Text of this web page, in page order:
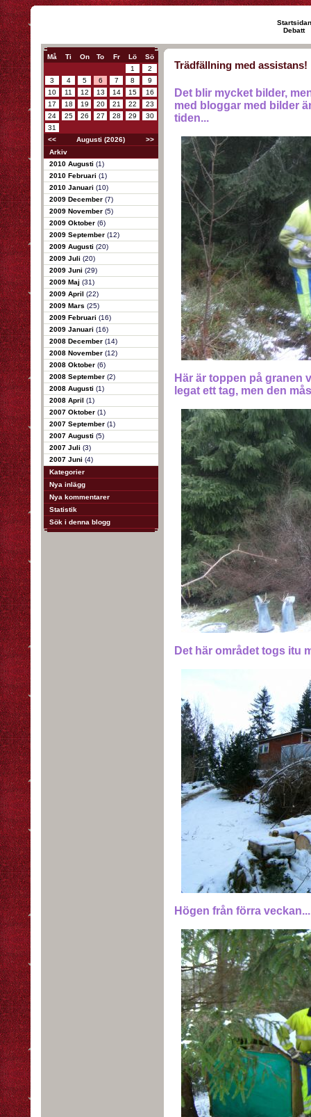
Startsidan
Debatt
Må Ti On To Fr Lö
Sö
1
2
3
4 5 6 7 8
9
10
11 12 13 14 15
16
17
18 19 20 21 22
23
24
25 26 27 28 29
30
31
<<
Augusti (2026)
>>
Arkiv
2010 Augusti (1)
2010 Februari (1)
2010 Januari (10)
2009 December (7)
2009 November (5)
2009 Oktober (6)
2009 September (12)
2009 Augusti (20)
2009 Juli (20)
2009 Juni (29)
2009 Maj (31)
2009 April (22)
2009 Mars (25)
2009 Februari (16)
2009 Januari (16)
2008 December (14)
2008 November (12)
2008 Oktober (6)
2008 September (2)
2008 Augusti (1)
2008 April (1)
2007 Oktober (1)
2007 September (1)
2007 Augusti (5)
2007 Juli (3)
2007 Juni (4)
Kategorier
Nya inlägg
Nya kommentarer
Statistik
Sök i denna blogg
Trädfällning med assistans!
Det blir mycket bilder,
med bloggar med bilder
tiden...
Här är toppen på granen
legat ett tag, men den
Det här området togs itu
Högen från förra